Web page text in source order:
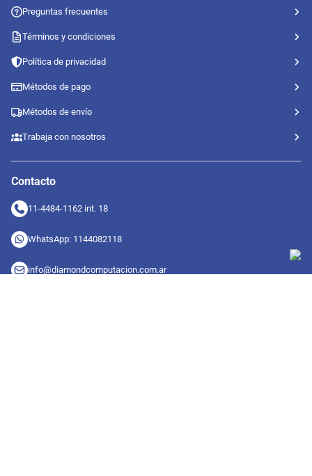
Preguntas frecuentes
Términos y condiciones
Política de privacidad
Métodos de pago
Métodos de envío
Trabaja con nosotros
Contacto
11-4484-1162 int. 18
WhatsApp: 1144082118
info@diamondcomputacion.com.ar